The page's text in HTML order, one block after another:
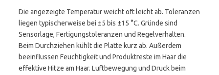
Die angezeigte Temperatur weicht oft leicht ab. Toleranzen
liegen typischerweise bei ±5 bis ±15 °C. Gründe sind
Sensorlage, Fertigungstoleranzen und Regelverhalten.
Beim Durchziehen kühlt die Platte kurz ab. Außerdem
beeinflussen Feuchtigkeit und Produktreste im Haar die
effektive Hitze am Haar. Luftbewegung und Druck beim